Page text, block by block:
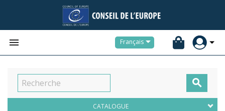
 Français

CATALOGUE